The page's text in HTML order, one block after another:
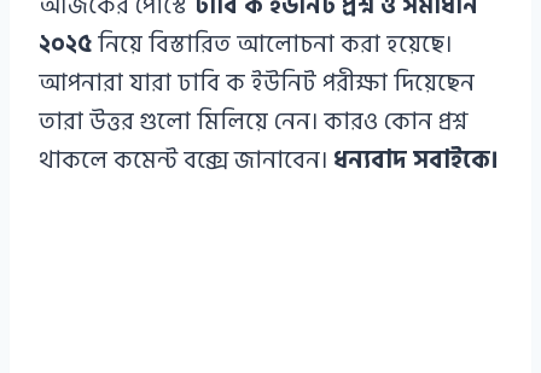
২০২৫নিয়ে বিস্তারিত আলোচনা করা হয়েছে।
আপনারা যারা ঢাবি ক ইউনিট পরীক্ষা দিয়েছেন
তারা উত্তর গুলো মিলিয়ে নেন। কারও কোন প্রশ্ন
থাকলে কমেন্ট বক্সে জানাবেন। ধন্যবাদ সবাইকে।